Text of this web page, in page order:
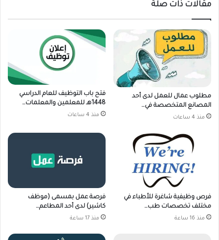
مقالات ذات صلة
مطلوب عمال للعمل لدى أحد
المصانع المتخصصة في…
منذ 4 ساعات
فتح باب التوظيف للعام الدراسي
1448هـ للمعلمين والمعلمات…
منذ 4 ساعات
فرص وظيفية شاغرة للأطباء في
مختلف تخصصات طب…
منذ 16 ساعة
فرصة عمل بمسمى (موظف
كاشير) لدى أحد المطاعم…
منذ 17 ساعة